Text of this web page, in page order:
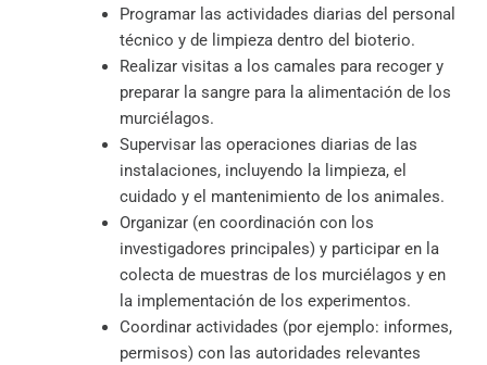
Programar las actividades diarias del personal
técnico y de limpieza dentro del bioterio.
Realizar visitas a los camales para recoger y
preparar la sangre para la alimentación de los
murciélagos.
Supervisar las operaciones diarias de las
instalaciones, incluyendo la limpieza, el
cuidado y el mantenimiento de los animales.
Organizar (en coordinación con los
investigadores principales) y participar en la
colecta de muestras de los murciélagos y en
la implementación de los experimentos.
Coordinar actividades (por ejemplo: informes,
permisos) con las autoridades relevantes